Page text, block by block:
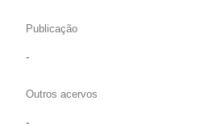
Publicação
-
Outros acervos
-